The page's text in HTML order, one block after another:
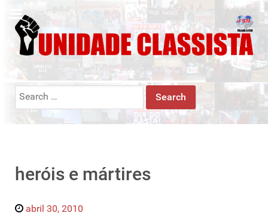
Search
heróis e mártires
abril 30, 2010